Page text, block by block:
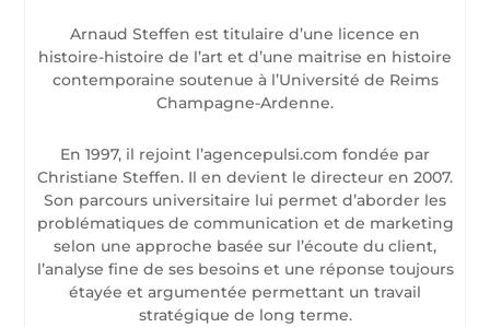
Arnaud Steffen est titulaire d’une licence en
histoire-histoire de l’art et d’une maitrise en histoire
contemporaine soutenue à l’Université de Reims
Champagne-Ardenne.
En 1997, il rejoint l’agencepulsi.com fondée par
Christiane Steffen. Il en devient le directeur en 2007.
Son parcours universitaire lui permet d’aborder les
problématiques de communication et de marketing
selon une approche basée sur l’écoute du client,
l’analyse fine de ses besoins et une réponse toujours
étayée et argumentée permettant un travail
stratégique de long terme.